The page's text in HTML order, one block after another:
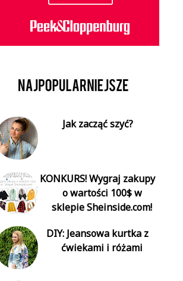
Jak zacząć szyć?
KONKURS! Wygraj zakupy
o wartości 100$ w
sklepie Sheinside.com!
DIY: Jeansowa kurtka z
ćwiekami i różami